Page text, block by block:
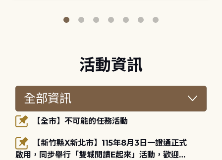
活動資訊
【全市】不可能的任務活動
啟用，同步舉行「雙城閱讀E起來」活動，歡迎踴